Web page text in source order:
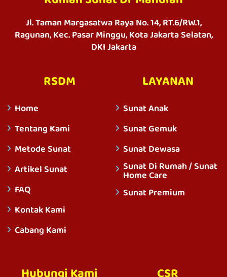
Jl. Taman Margasatwa Raya No. 14, RT.6/RW.1,
Ragunan, Kec. Pasar Minggu, Kota Jakarta Selatan,
DKI Jakarta
RSDM
Home
Tentang Kami
Metode Sunat
Artikel Sunat
FAQ
Kontak Kami
Cabang Kami
LAYANAN
Sunat Anak
Sunat Gemuk
Sunat Dewasa
Sunat Di Rumah / Sunat
Home Care
Sunat Premium